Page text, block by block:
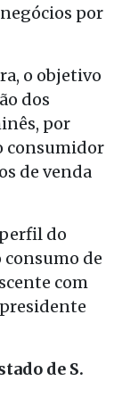
por
o objetivo
dos
por
consumidor
de venda
do
consumo de
com
de S.